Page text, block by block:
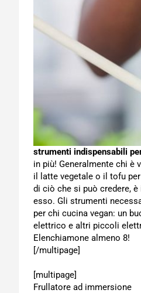
strumenti indispensabili
in più! Generalmente chi è
il latte vegetale o il tofu
di ciò che si può credere,
esso. Gli strumenti
per chi cucina vegan: un
elettrico e altri piccoli
Elenchiamone almeno 8!
[/multipage]
[multipage]
Frullatore ad immersione